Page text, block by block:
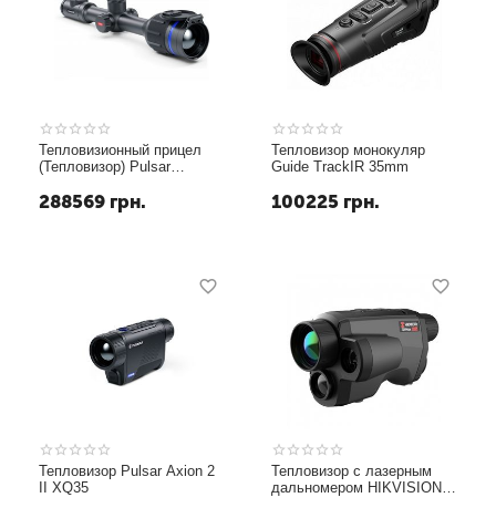
Тепловизионный прицел
(Тепловизор) Pulsar
288569 грн.
Теп­ло­ви­зор монокуляр
Guide TrackIR 35mm
100225 грн.
Тепловизор Pulsar Axion 2
II XQ35
Теп­ло­ви­зор с лазерным
дальномером HIKVISION